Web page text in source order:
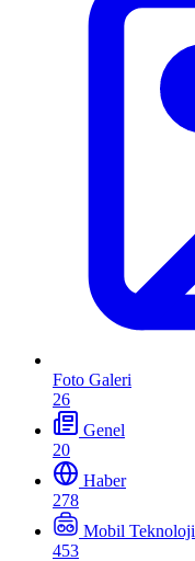
Foto Galeri
26
Genel
20
Haber
278
Mobil Teknoloji
453